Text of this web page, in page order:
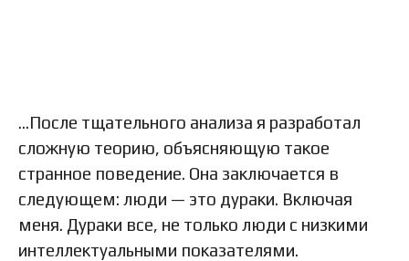
…После тщательного анализа я разработал
сложную теорию, объясняющую такое
странное поведение. Она заключается в
следующем: люди — это дураки. Включая
меня. Дураки все, не только люди с низкими
интеллектуальными показателями.